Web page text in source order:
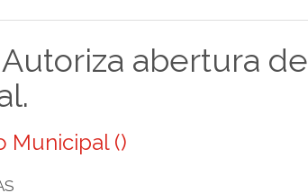
abertura de
Municipal ()